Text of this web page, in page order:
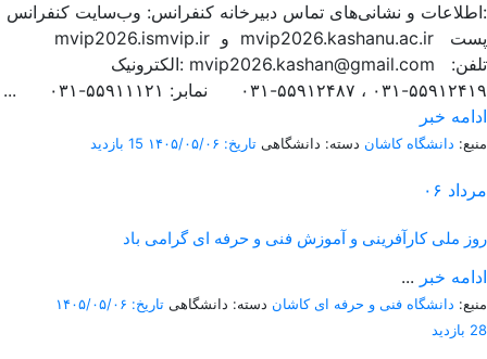
اطلاعات و نشانی‌های تماس دبیرخانه کنفرانس: وب‌سایت کنفرانس:
mvip2026.ismvip.ir و mvip2026.kashanu.ac.ir پست
الکترونیک: mvip2026.kashan@gmail.com تلفن:
۵۵۹۱۲۴۱۹-۰۳۱ ، ۵۵۹۱۲۴۸۷-۰۳۱ نمابر: ۵۵۹۱۱۱۲۱-۰۳۱ ...
ادامه خبر
منبع: دانشگاه کاشان دسته: دانشگاهی تاریخ: ۱۴۰۵/۰۵/۰۶ 15 بازدید
۰۶ مرداد
روز ملی کارآفرینی و آموزش فنی و حرفه ای گرامی باد
... ادامه خبر
منبع: دانشگاه فنی و حرفه ای کاشان دسته: دانشگاهی تاریخ: ۱۴۰۵/۰۵/۰۶
28 بازدید